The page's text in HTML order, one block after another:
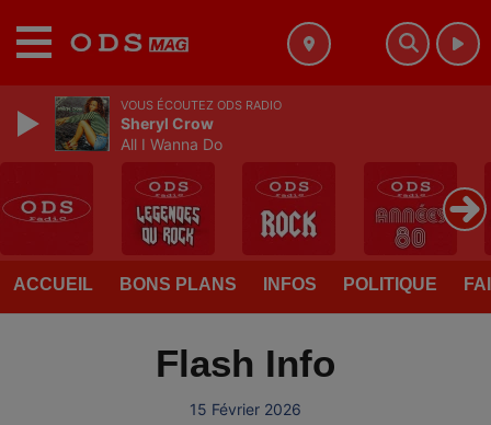
ACCUEIL BONS PLANS INFOS POLITIQUE
Flash Info
15 Février 2026
VOUS ÉCOUTEZ ODS RADIO
Sheryl Crow
All I Wanna Do